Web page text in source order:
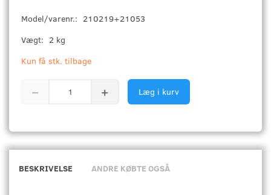
Model/varenr.: 210219+21053
Vægt: 2 kg
Kun få stk. tilbage
Læg i kurv
BESKRIVELSE ANDRE KØBTE OGSÅ